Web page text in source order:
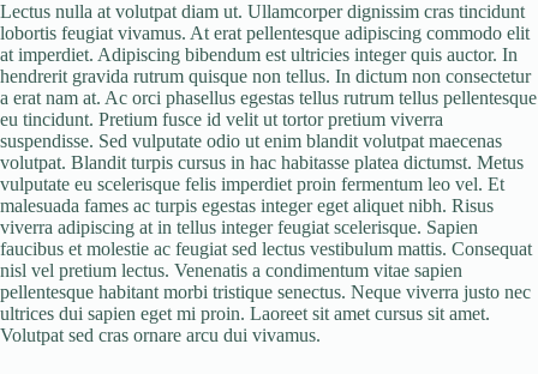
Lectus nulla at volutpat diam ut. Ullamcorper dignissim cras tincidunt
lobortis feugiat vivamus. At erat pellentesque adipiscing commodo elit
at imperdiet. Adipiscing bibendum est ultricies integer quis auctor. In
hendrerit gravida rutrum quisque non tellus. In dictum non consectetur
a erat nam at. Ac orci phasellus egestas tellus rutrum tellus pellentesque
eu tincidunt. Pretium fusce id velit ut tortor pretium viverra
suspendisse. Sed vulputate odio ut enim blandit volutpat maecenas
volutpat. Blandit turpis cursus in hac habitasse platea dictumst. Metus
vulputate eu scelerisque felis imperdiet proin fermentum leo vel. Et
malesuada fames ac turpis egestas integer eget aliquet nibh. Risus
viverra adipiscing at in tellus integer feugiat scelerisque. Sapien
faucibus et molestie ac feugiat sed lectus vestibulum mattis. Consequat
nisl vel pretium lectus. Venenatis a condimentum vitae sapien
pellentesque habitant morbi tristique senectus. Neque viverra justo nec
ultrices dui sapien eget mi proin. Laoreet sit amet cursus sit amet.
Volutpat sed cras ornare arcu dui vivamus.